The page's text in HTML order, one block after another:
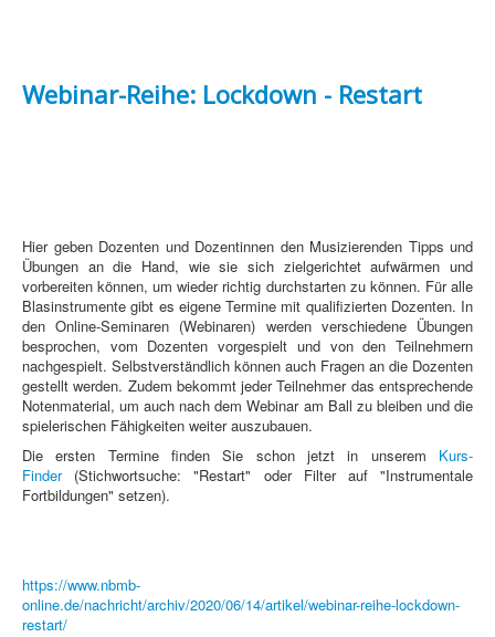
Webinar-Reihe: Lockdown - Restart
Hier geben Dozenten und Dozentinnen den Musizierenden Tipps und
Übungen an die Hand, wie sie sich zielgerichtet aufwärmen und
vorbereiten können, um wieder richtig durchstarten zu können. Für alle
Blasinstrumente gibt es eigene Termine mit qualifizierten Dozenten. In
den Online-Seminaren (Webinaren) werden verschiedene Übungen
besprochen, vom Dozenten vorgespielt und von den Teilnehmern
nachgespielt. Selbstverständlich können auch Fragen an die Dozenten
gestellt werden. Zudem bekommt jeder Teilnehmer das entsprechende
Notenmaterial, um auch nach dem Webinar am Ball zu bleiben und die
spielerischen Fähigkeiten weiter auszubauen.
Die ersten Termine finden Sie schon jetzt in unserem Kurs-
Finder(Stichwortsuche: "Restart" oder Filter auf "Instrumentale
Fortbildungen" setzen).
https://www.nbmb-
online.de/nachricht/archiv/2020/06/14/artikel/webinar-reihe-lockdown-
restart/